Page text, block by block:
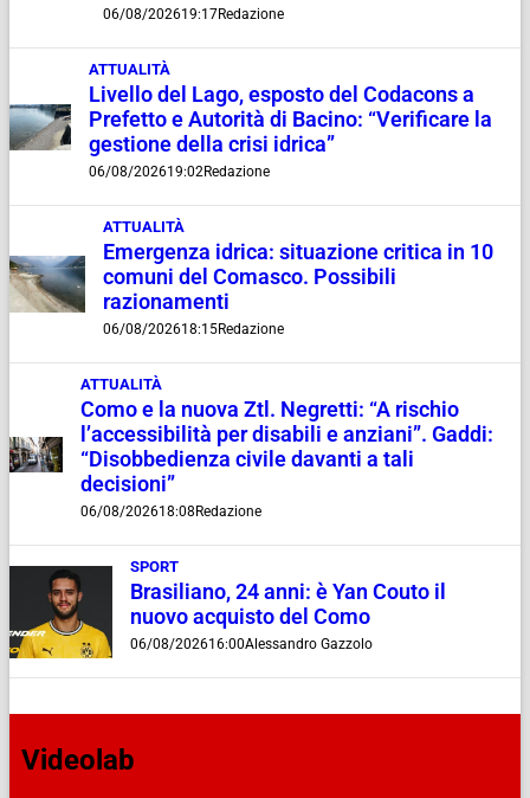
06/08/202619:17Redazione
ATTUALITÀ
Livello del Lago, esposto del Codacons a
Prefetto e Autorità di Bacino: “Verificare la
gestione della crisi idrica”
06/08/202619:02Redazione
ATTUALITÀ
Emergenza idrica: situazione critica in 10
comuni del Comasco. Possibili
razionamenti
06/08/202618:15Redazione
ATTUALITÀ
Como e la nuova Ztl. Negretti: “A rischio
l’accessibilità per disabili e anziani”. Gaddi:
“Disobbedienza civile davanti a tali
decisioni”
06/08/202618:08 Redazione
SPORT
Brasiliano, 24 anni: è Yan Couto il
nuovo acquisto del Como
06/08/202616:00Alessandro Gazzolo
Videolab